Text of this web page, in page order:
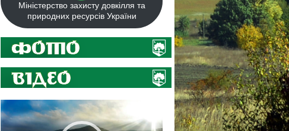
Міністерство захисту довкілля та
природних ресурсів України
Відеопрогравач